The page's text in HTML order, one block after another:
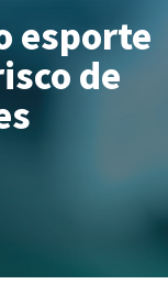
esporte
de